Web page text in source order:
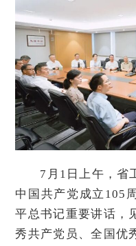
7月1日上午，省
中国共产党成立105
平总书记重要讲话，
秀共产党员、全国优